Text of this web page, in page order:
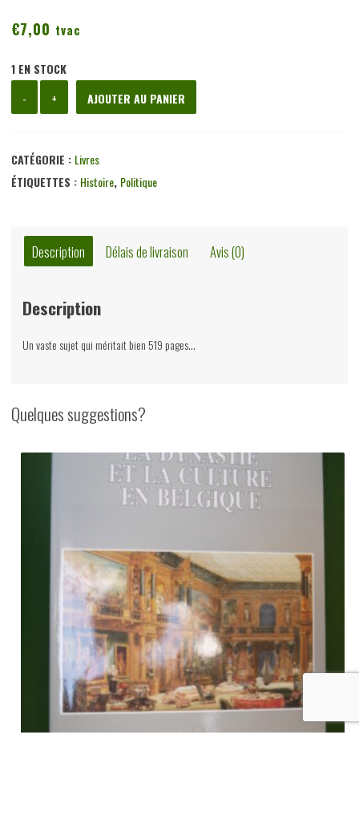
€7,00 tvac
1 EN STOCK
-
de
et
socialisme
siècle,
John
éditions
1981
+ AJOUTER AU PANIER
CATÉGORIE : Livres
ÉTIQUETTES : Histoire, Politique
Description Délais de livraison Avis (0)
Description
Un vaste sujet qui méritait bien 519 pages…
Quelques suggestions?